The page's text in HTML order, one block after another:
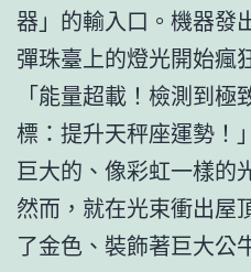
器」的輸入口。機器發
彈珠臺上的燈光開始瘋
「能量超載！檢測到
標：提升天秤座運勢！
巨大的、像彩虹一樣的
然而，就在光束衝出屋
了金色、裝飾著巨大公